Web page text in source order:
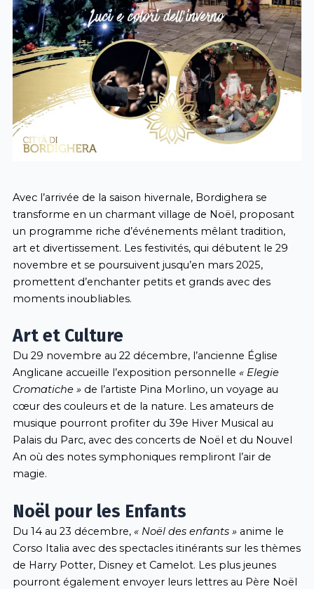
Avec l’arrivée de la saison hivernale, Bordighera se
transforme en un charmant village de Noël, proposant
un programme riche d’événements mêlant tradition,
art et divertissement. Les festivités, qui débutent le 29
novembre et se poursuivent jusqu’en mars 2025,
promettent d’enchanter petits et grands avec des
moments inoubliables.
Art et Culture
Du 29 novembre au 22 décembre, l’ancienne Église
Anglicane accueille l’exposition personnelle « Elegie
Cromatiche » de l’artiste Pina Morlino, un voyage au
cœur des couleurs et de la nature. Les amateurs de
musique pourront profiter du 39e Hiver Musical au
Palais du Parc, avec des concerts de Noël et du Nouvel
An où des notes symphoniques rempliront l’air de
magie.
Noël pour les Enfants
Du 14 au 23 décembre, « Noël des enfants » anime le
Corso Italia avec des spectacles itinérants sur les thèmes
de Harry Potter, Disney et Camelot. Les plus jeunes
pourront également envoyer leurs lettres au Père Noël